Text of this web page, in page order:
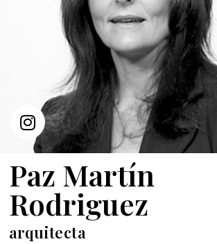
Paz Martín
Rodriguez
arquitecta